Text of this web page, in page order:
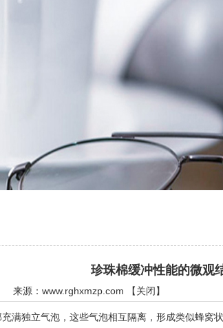
珍珠棉缓冲性能的微观
来源： www.rghxmzp.com 【关闭】
独立气泡，这些气泡相互隔离，形成类似蜂窝